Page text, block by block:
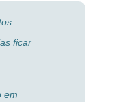
ficar
em